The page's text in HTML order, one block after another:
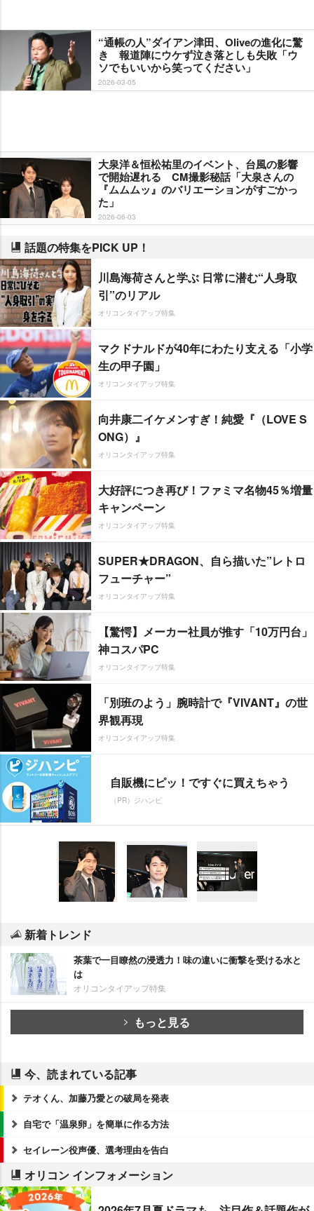
“通帳の人”ダイアン津田、Oliveの進化に驚
き 報道陣にウケず泣き落としも失敗「ウ
ソでもいいから笑ってください」
2026-03-05
大泉洋＆恒松祐里のイベント、台風の影響
で開始遅れる CM撮影秘話「大泉さんの
『ムムムッ』のバリエーションがすごかっ
た」
2026-06-03
話題の特集をPICK UP！
川島海荷さんと学ぶ 日常に潜む“人身取
引”のリアル
オリコンタイアップ特集
マクドナルドが40年にわたり支える「小学
生の甲子園」
オリコンタイアップ特集
向井康二イケメンすぎ！純愛『（LOVE S
ONG）』
オリコンタイアップ特集
大好評につき再び！ファミマ名物45％増量
キャンペーン
オリコンタイアップ特集
SUPER★DRAGON、自ら描いた”レトロ
フューチャー”
オリコンタイアップ特集
【驚愕】メーカー社員が推す「10万円台」
神コスパPC
オリコンタイアップ特集
「別班のよう」腕時計で『VIVANT』の世
界観再現
オリコンタイアップ特集
自販機にピッ！ですぐに買えちゃう
（PR）ジハンピ
新着トレンド
茶葉で一目瞭然の浸透力！味の違いに衝撃を受ける水と
は
オリコンタイアップ特集
もっと見る
今、読まれている記事
テオくん、加藤乃愛との破局を発表
自宅で「温泉卵」を簡単に作る方法
セイレーン役声優、選考理由を告白
オリコン インフォメーション